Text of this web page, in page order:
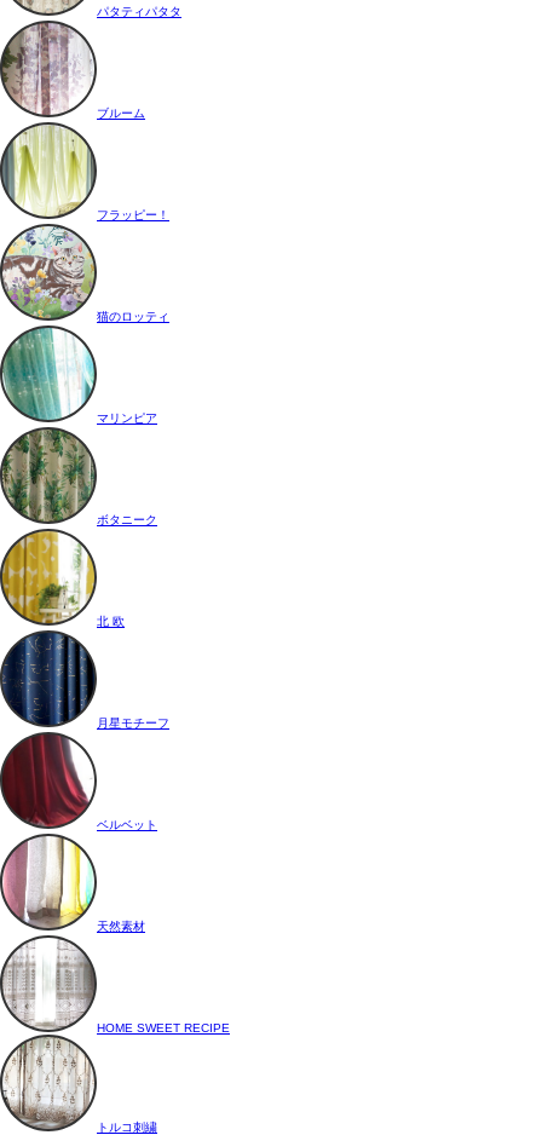
パタティパタタ
ブルーム
フラッピー！
猫のロッティ
マリンピア
ボタニーク
北 欧
月星モチーフ
ベルベット
天然素材
HOME SWEET RECIPE
トルコ刺繍